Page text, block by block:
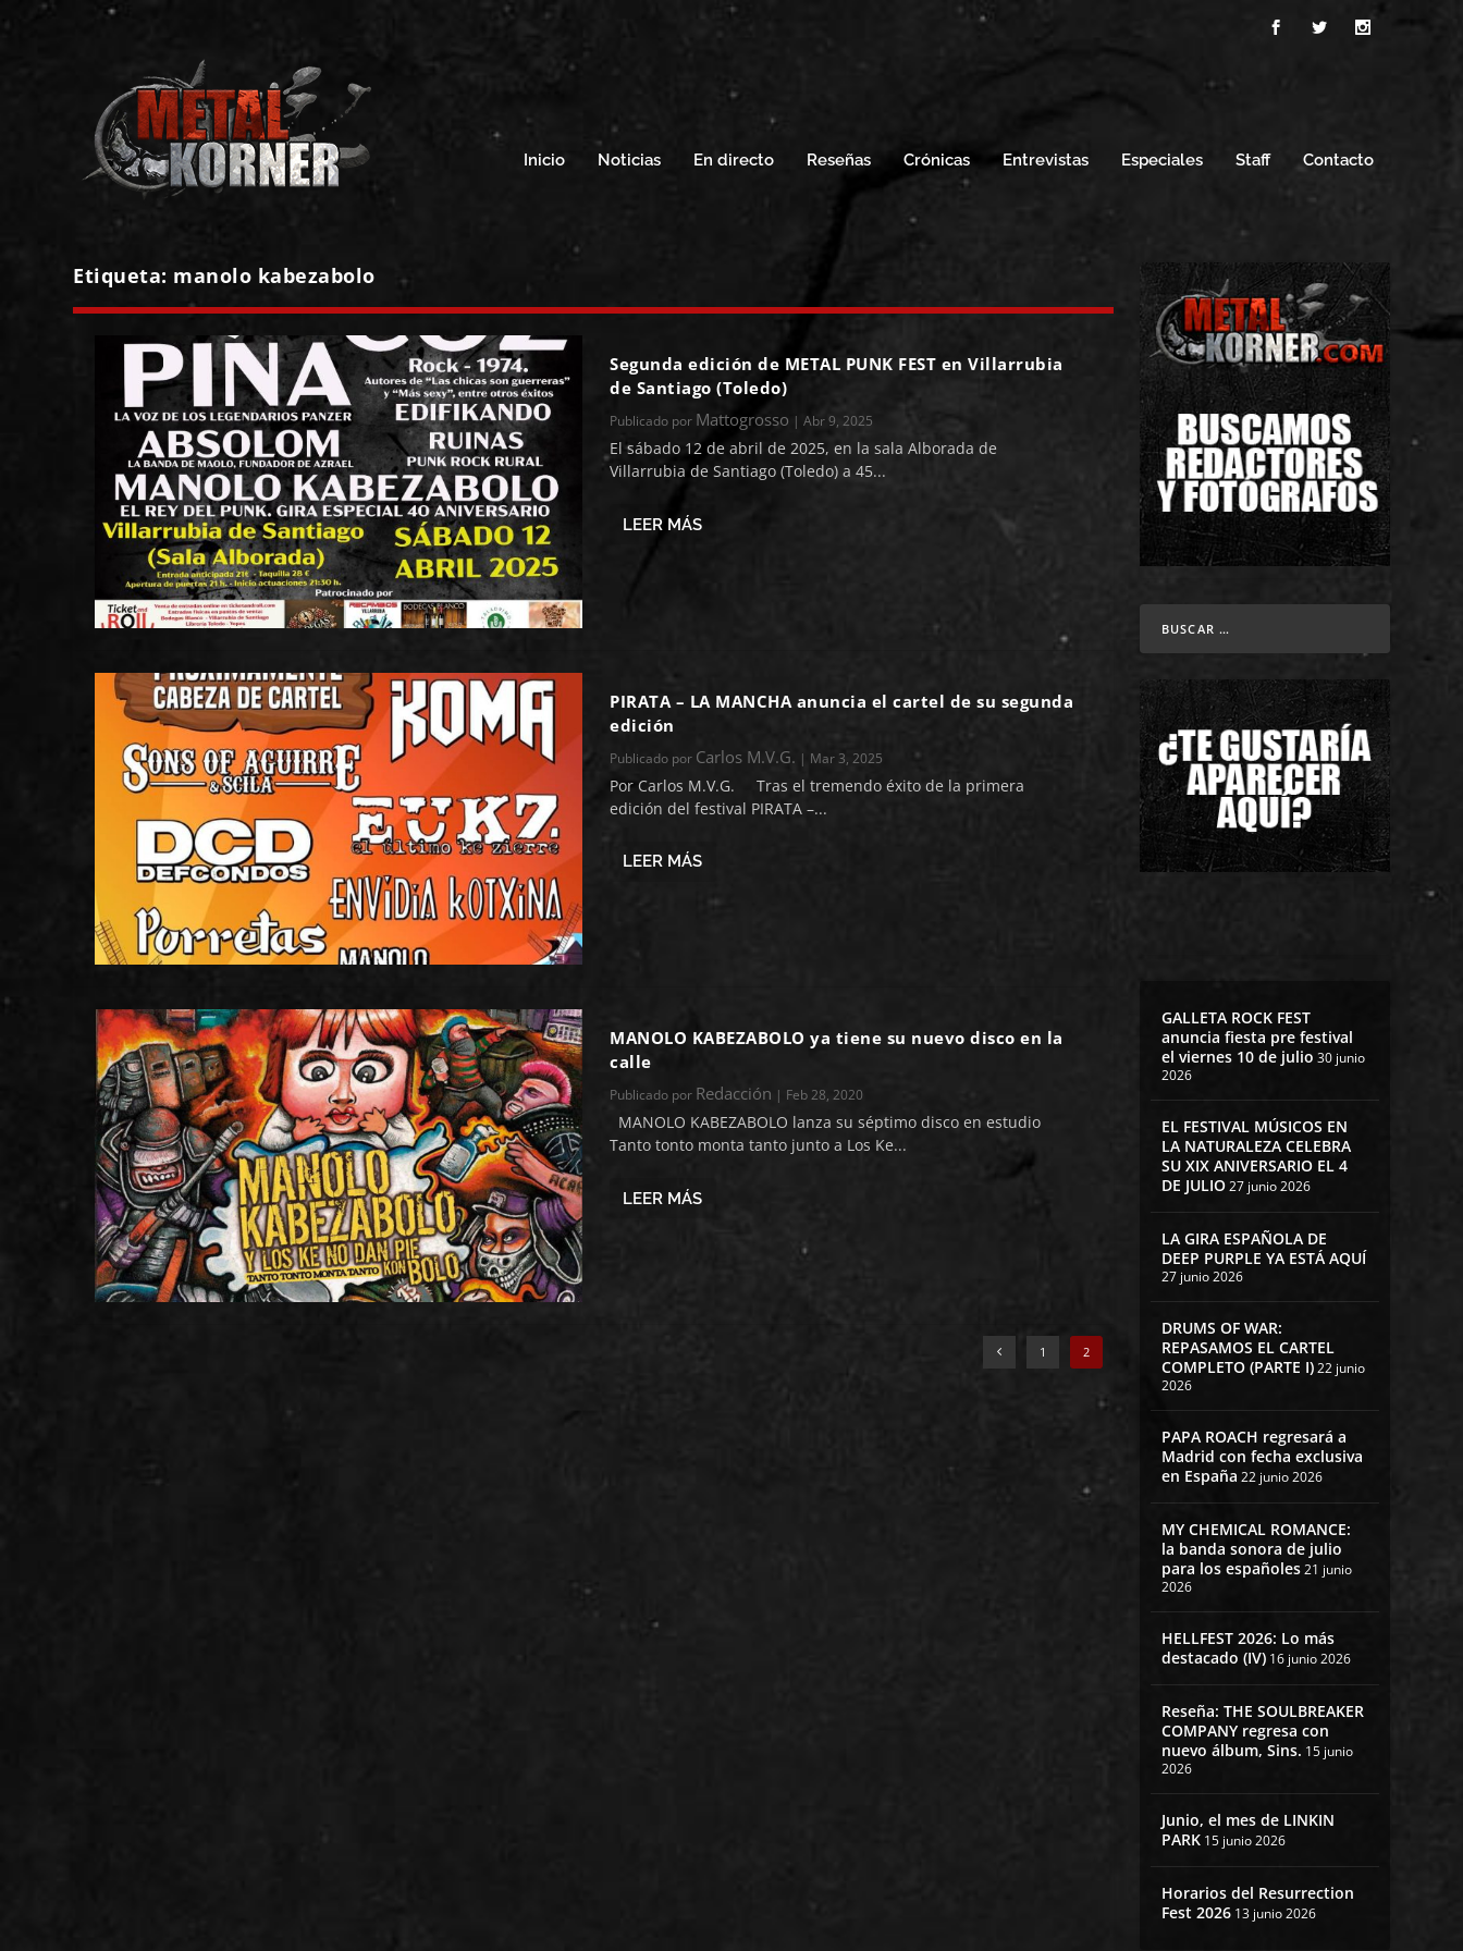
Inicio Noticias En directo Reseñas Crónicas Entrevistas Especiales Staff Contacto
Etiqueta: manolo kabezabolo
Segunda edición de METAL PUNK FEST en Villarrubia
de Santiago (Toledo)
Publicado por Mattogrosso |Abr 9, 2025
El sábado 12 de abril de 2025, en la sala Alborada de
Villarrubia de Santiago (Toledo) a 45...
LEER MÁS
PIRATA – LA MANCHA anuncia el cartel de su segunda
edición
Publicado por Carlos M.V.G. | Mar 3, 2025
Por Carlos M.V.G. Tras el tremendo éxito de la primera
edición del festival PIRATA –...
LEER MÁS
MANOLO KABEZABOLO ya tiene su nuevo disco en la
calle
Publicado por Redacción | Feb 28, 2020
MANOLO KABEZABOLO lanza su séptimo disco en estudio
Tanto tonto monta tanto junto a Los Ke...
LEER MÁS
1 2
GALLETA ROCK FEST
anuncia fiesta pre festival
el viernes 10 de julio 30 junio
2026
EL FESTIVAL MÚSICOS EN
LA NATURALEZA CELEBRA
SU XIX ANIVERSARIO EL 4
DE JULIO27 junio 2026
LA GIRA ESPAÑOLA DE
DEEP PURPLE YA ESTÁ AQUÍ
27 junio 2026
DRUMS OF WAR:
REPASAMOS EL CARTEL
COMPLETO (PARTE I)22 junio
2026
PAPA ROACH regresará a
Madrid con fecha exclusiva
en España 22 junio 2026
MY CHEMICAL ROMANCE:
la banda sonora de julio
para los españoles21 junio
2026
HELLFEST 2026: Lo más
destacado (IV) 16 junio 2026
Reseña: THE SOULBREAKER
COMPANY regresa con
nuevo álbum, Sins. 15 junio
2026
Junio, el mes de LINKIN
PARK 15 junio 2026
Horarios del Resurrection
Fest 2026 13 junio 2026